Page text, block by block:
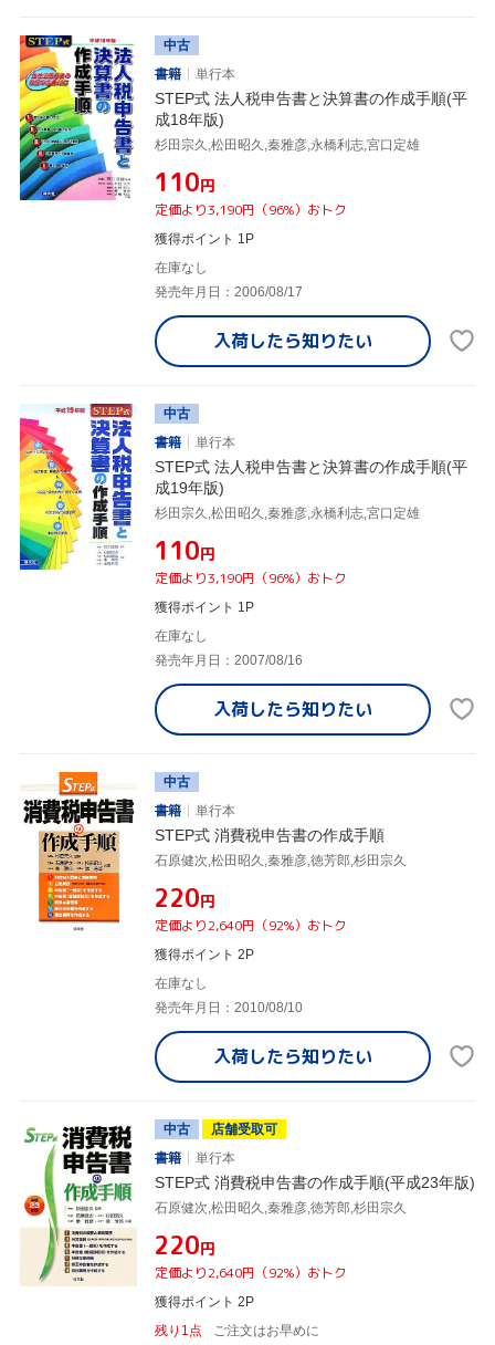
中古
書籍
単行本
STEP式 法人税申告書と決算書の作成手順(平
成18年版)
杉田宗久,松田昭久,秦雅彦,永橋利志,宮口定雄
¥110円
定価より3,190円（96%）おトク
獲得ポイント 1P
在庫なし
発売年月日：2006/08/17
入荷したら知りたい
中古
書籍
単行本
STEP式 法人税申告書と決算書の作成手順(平
成19年版)
杉田宗久,松田昭久,秦雅彦,永橋利志,宮口定雄
¥110円
定価より3,190円（96%）おトク
獲得ポイント 1P
在庫なし
発売年月日：2007/08/16
入荷したら知りたい
中古
書籍
単行本
STEP式 消費税申告書の作成手順
石原健次,松田昭久,秦雅彦,徳芳郎,杉田宗久
¥220円
定価より2,640円（92%）おトク
獲得ポイント 2P
在庫なし
発売年月日：2010/08/10
入荷したら知りたい
中古
店舗受取可
書籍
単行本
STEP式 消費税申告書の作成手順(平成23年版)
石原健次,松田昭久,秦雅彦,徳芳郎,杉田宗久
¥220円
定価より2,640円（92%）おトク
獲得ポイント 2P
残り1点
ご注文はお早めに